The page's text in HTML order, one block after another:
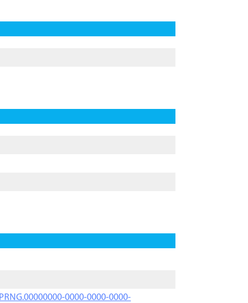
0000-0000-0000-